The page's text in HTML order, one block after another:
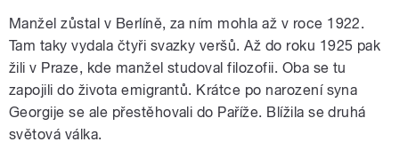
Manžel zůstal v Berlíně, za ním mohla až v roce 1922.
Tam taky vydala čtyři svazky veršů. Až do roku 1925 pak
žili v Praze, kde manžel studoval filozofii. Oba se tu
zapojili do života emigrantů. Krátce po narození syna
Georgije se ale přestěhovali do Paříže. Blížila se druhá
světová válka.